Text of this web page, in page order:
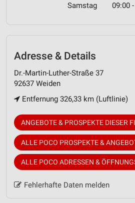
Samstag 09:00
Adresse & Details
Dr.-Martin-Luther-Straße 37
92637 Weiden
Entfernung 326,33 km (Luftlinie)
ANGEBOTE & PROSPEKTE DIESER
ALLE POCO PROSPEKTE &
ALLE POCO ADRESSEN &
Fehlerhafte Daten melden